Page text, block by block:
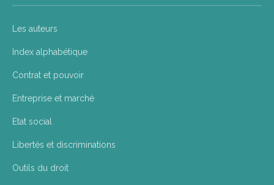
Les auteurs
Index alphabétique
Contrat et pouvoir
Entreprise et marché
Etat social
Libertés et discriminations
Outils du droit